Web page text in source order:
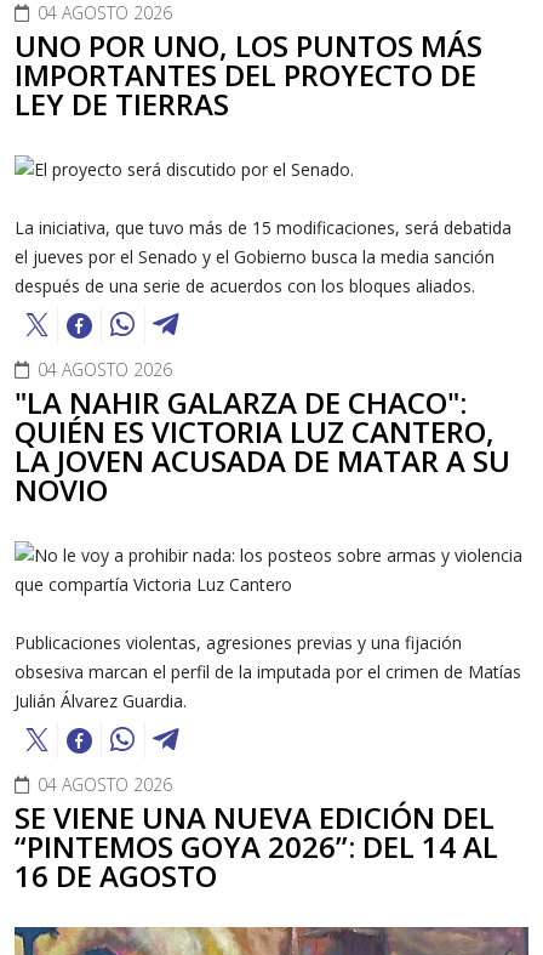
04 AGOSTO 2026
UNO POR UNO, LOS PUNTOS MÁS
IMPORTANTES DEL PROYECTO DE
LEY DE TIERRAS
La iniciativa, que tuvo más de 15 modificaciones, será debatida
el jueves por el Senado y el Gobierno busca la media sanción
después de una serie de acuerdos con los bloques aliados.
04 AGOSTO 2026
"LA NAHIR GALARZA DE CHACO":
QUIÉN ES VICTORIA LUZ CANTERO,
LA JOVEN ACUSADA DE MATAR A SU
NOVIO
Publicaciones violentas, agresiones previas y una fijación
obsesiva marcan el perfil de la imputada por el crimen de Matías
Julián Álvarez Guardia.
04 AGOSTO 2026
SE VIENE UNA NUEVA EDICIÓN DEL
“PINTEMOS GOYA 2026”: DEL 14 AL
16 DE AGOSTO